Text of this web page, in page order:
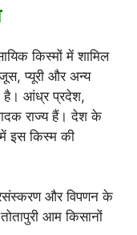
किस्मों में शामिल
प्यूरी और अन्य
है। आंध्र प्रदेश,
राज्य हैं। देश के
इस किस्म की
और विपणन के
आम किसानों